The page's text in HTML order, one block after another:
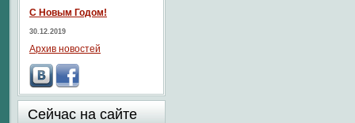
С Новым Годом!
30.12.2019
Архив новостей
Сейчас на сайте